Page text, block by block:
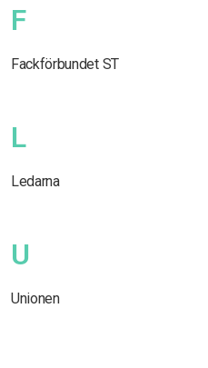
F
Fackförbundet ST
L
Ledarna
U
Unionen